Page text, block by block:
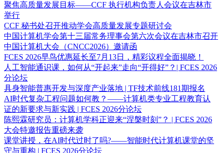
聚焦高质量发展目标——CCF 执行机构负责人会议在吉林市
举行
CCF 秘书处召开推动学会高质量发展专题研讨会
中国计算机学会第十三届常务理事会第六次会议在吉林市召开
中国计算机大会（CNCC2026）邀请函
FCES 2026早鸟优惠延长至7月13日，精彩议程全面揭晓！
人工智能通识课，如何从“开起来”走向“开得好”？| FCES 2026
分论坛
具身智能普惠开发与深度产业落地 | TF技术前线181期报名
AI时代复杂工程问题如何教？——计算机类专业工程教育认
证的新要求与新实践 | FCES 2026分论坛
陈熙霖研究员：计算机学科正迎来“涅槃时刻”？ | FCES 2026
大会特邀报告重磅来袭
课堂讲授，在AI时代过时了吗?——智能时代计算机课堂的坚
守与重构 | FCES 2026分论坛